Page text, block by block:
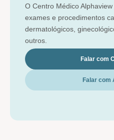
O Centro Médico
exames e procedimentos
dermatológicos,
outros.
Falar com
Falar com